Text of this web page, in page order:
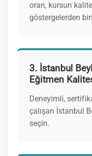
oran, kursun
göstergelerden
3. İstanbul
Eğitmen
Deneyimli,
çalışan İstanbul
seçin.